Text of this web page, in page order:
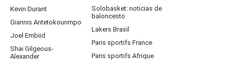
Kevin Durant
Giannis Antetokounmpo
Joel Embiid
Shai Gilgeous-
Alexander
Solobasket: noticias de
baloncesto
Lakers Brasil
Paris sportifs France
Paris sportifs Afrique